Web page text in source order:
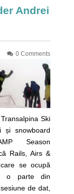
Andrei
0 Comments
Ski
și snowboard
Season
Rails, Airs &
se ocupă
o parte din
de dat,